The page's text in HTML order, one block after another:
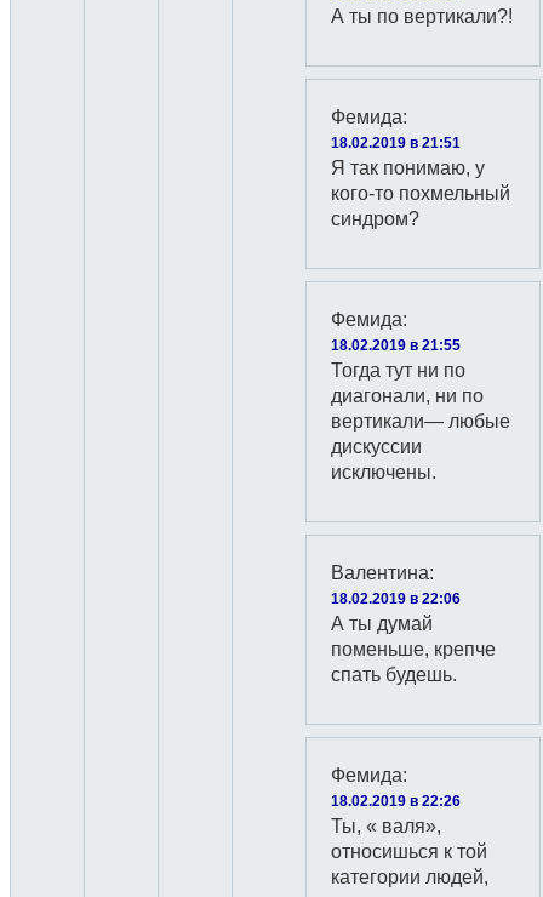
А ты по вертикали?!
Фемида:
18.02.2019 в 21:51
Я так понимаю, у
кого-то похмельный
синдром?
Фемида:
18.02.2019 в 21:55
Тогда тут ни по
диагонали, ни по
вертикали— любые
дискуссии
исключены.
Валентина:
18.02.2019 в 22:06
А ты думай
поменьше, крепче
спать будешь.
Фемида:
18.02.2019 в 22:26
Ты, « валя»,
относишься к той
категории людей,